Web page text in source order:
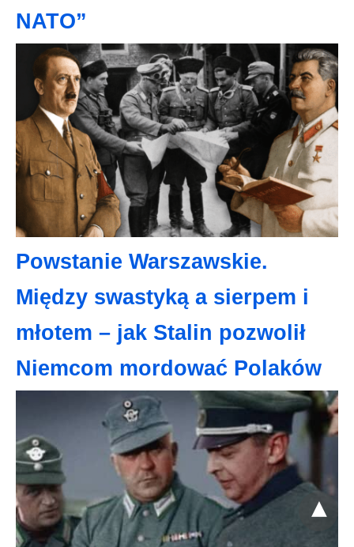
NATO”
Powstanie Warszawskie.
Między swastyką a sierpem i
młotem – jak Stalin pozwolił
Niemcom mordować Polaków